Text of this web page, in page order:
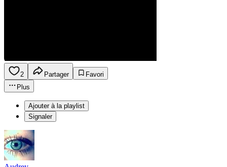
2 Partager
Favori
Plus
Ajouter à la playlist
Signaler